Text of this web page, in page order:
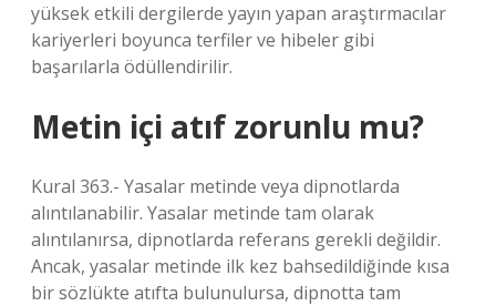
yüksek etkili dergilerde yayın yapan araştırmacılar
kariyerleri boyunca terfiler ve hibeler gibi
başarılarla ödüllendirilir.
Metin içi atıf zorunlu mu?
Kural 363.- Yasalar metinde veya dipnotlarda
alıntılanabilir. Yasalar metinde tam olarak
alıntılanırsa, dipnotlarda referans gerekli değildir.
Ancak, yasalar metinde ilk kez bahsedildiğinde kısa
bir sözlükte atıfta bulunulursa, dipnotta tam